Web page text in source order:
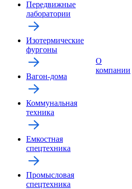
Передвижные
лаборатории
Изотермические
фургоны
Вагон-дома
Коммунальная
техника
Емкостная
спецтехника
Промысловая
спецтехника
О
компании